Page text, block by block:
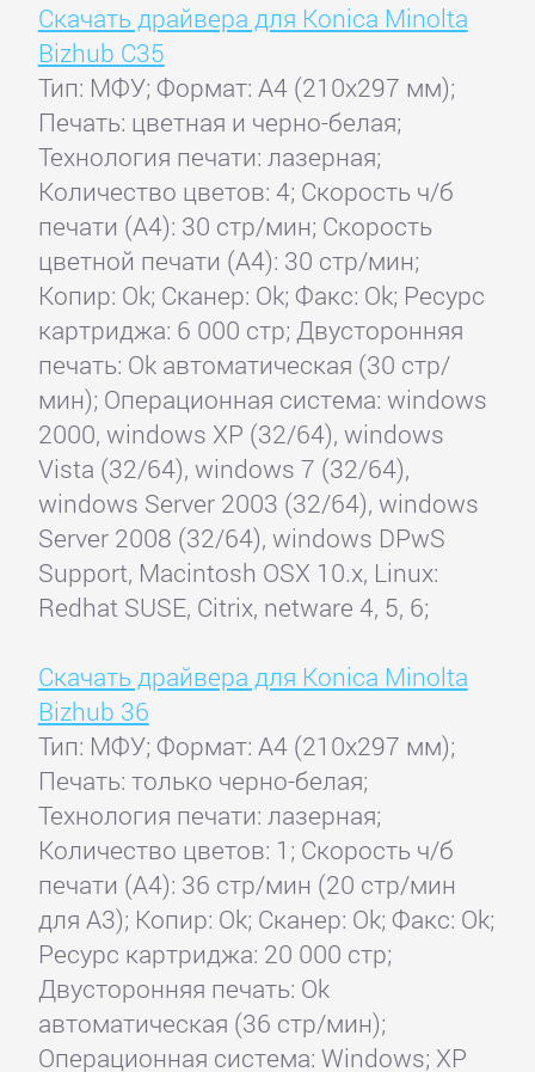
Скачать драйвера для Konica Minolta
Bizhub С35
Тип: МФУ; Формат: A4 (210x297 мм);
Печать: цветная и черно-белая;
Технология печати: лазерная;
Количество цветов: 4; Скорость ч/б
печати (А4): 30 стр/мин; Скорость
цветной печати (А4): 30 стр/мин;
Копир: Ok; Сканер: Ok; Факс: Ok; Ресурс
картриджа: 6 000 стр; Двусторонняя
печать: Ok автоматическая (30 стр/
мин); Операционная система: windows
2000, windows XP (32/64), windows
Vista (32/64), windows 7 (32/64),
windows Server 2003 (32/64), windows
Server 2008 (32/64), windows DPwS
Support, Macintosh OSX 10.x, Linux:
Redhat SUSE, Citrix, netware 4, 5, 6;
Скачать драйвера для Konica Minolta
Bizhub 36
Тип: МФУ; Формат: A4 (210x297 мм);
Печать: только черно-белая;
Технология печати: лазерная;
Количество цветов: 1; Скорость ч/б
печати (А4): 36 стр/мин (20 стр/мин
для А3); Копир: Ok; Сканер: Ok; Факс: Ok;
Ресурс картриджа: 20 000 стр;
Двусторонняя печать: Ok
автоматическая (36 стр/мин);
Операционная система: Windows; XP